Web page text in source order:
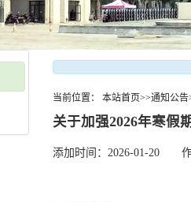
当前位置： 本站首页>>通知公告
关于加强2026年寒假
添加时间：2026-01-20